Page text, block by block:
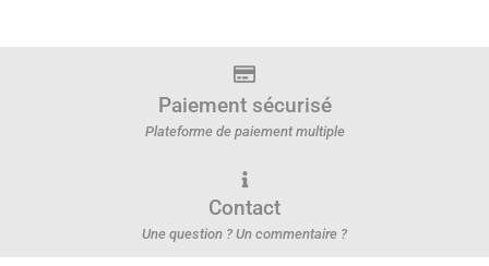
Paiement sécurisé
Plateforme de paiement multiple
Contact
Une question ? Un commentaire ?